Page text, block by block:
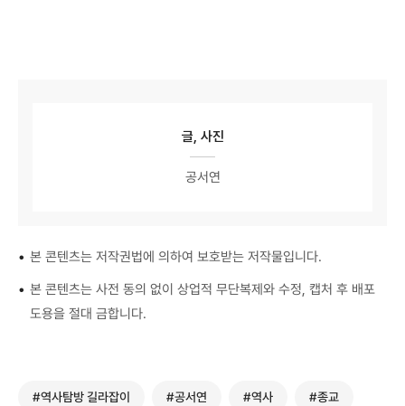
글, 사진
공서연
• 본 콘텐츠는 저작권법에 의하여 보호받는 저작물입니다.
• 본 콘텐츠는 사전 동의 없이 상업적 무단복제와 수정, 캡처 후 배포
도용을 절대 금합니다.
#역사탐방 길라잡이 #공서연 #역사 #종교